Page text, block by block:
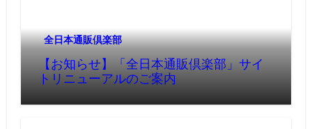
全日本通販倶楽部
【お知らせ】「全日本通販倶楽部」サイ
トリニューアルのご案内